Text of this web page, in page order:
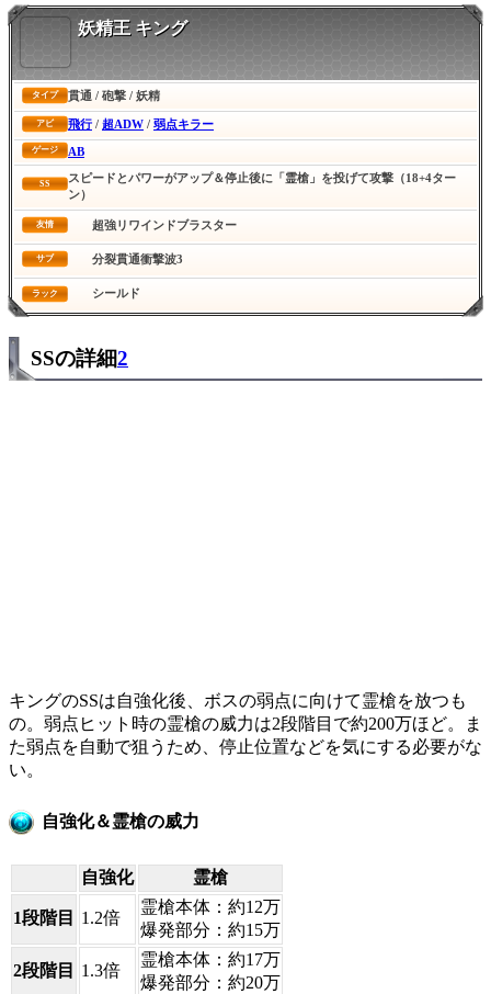
妖精王 キング
タイプ 貫通 / 砲撃 / 妖精
アビ 飛行 / 超ADW / 弱点キラー
ゲージ AB
SS
スピードとパワーがアップ＆停止後に「霊槍」を投げて攻撃（18+4ター
ン）
友情 超強リワインドブラスター
サブ 分裂貫通衝撃波3
ラック シールド
SSの詳細2
キングのSSは自強化後、ボスの弱点に向けて霊槍を放つも
の。弱点ヒット時の霊槍の威力は2段階目で約200万ほど。ま
た弱点を自動で狙うため、停止位置などを気にする必要がな
い。
自強化＆霊槍の威力
自強化 霊槍
1段階目 1.2倍
霊槍本体：約12万
爆発部分：約15万
2段階目 1.3倍
霊槍本体：約17万
爆発部分：約20万